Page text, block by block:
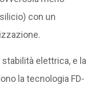
con un
elettrica, e la
la tecnologia FD-